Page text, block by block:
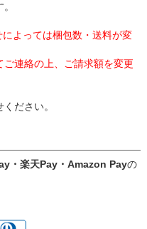
よっては梱包数・送料が変
ご連絡の上、ご請求額を変更
ださい。
・楽天Pay・Amazon Payの